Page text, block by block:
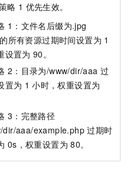
略 1 优先生效。
1：文件名后缀为.jpg
的所有资源过期时间设置为 1
设置为 90。
2：目录为/www/dir/aaa 过
置为 1 小时，权重设置为
3：完整路径
dir/aaa/example.php 过期时
0s，权重设置为 80。